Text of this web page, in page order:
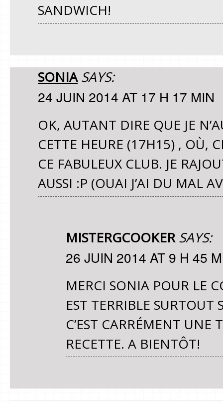
SANDWICH!
SONIA SAYS:
24 JUIN 2014 AT 17 H 17 MIN
OK, AUTANT DIRE QUE JE
CETTE HEURE (17H15) , OÙ,
CE FABULEUX CLUB. JE
AUSSI :P (OUAI J’AI DU MAL
MISTERGCOOKER SAYS:
26 JUIN 2014 AT 9 H 45
MERCI SONIA POUR LE
EST TERRIBLE SURTOUT
C’EST CARRÉMENT UNE
RECETTE. A BIENTÔT!